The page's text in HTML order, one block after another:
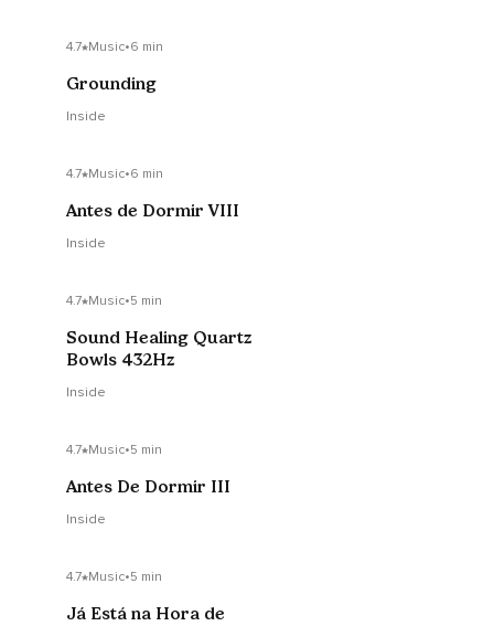
4.7 Music•6 min
Grounding
Inside
4.7 Music•6 min
Antes de Dormir VIII
Inside
4.7 Music•5 min
Sound Healing Quartz
Bowls 432Hz
Inside
4.7 Music•5 min
Antes De Dormir III
Inside
4.7 Music•5 min
Já Está na Hora de